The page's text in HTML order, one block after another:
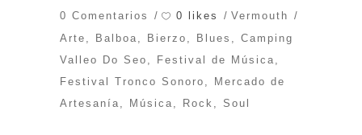
0 Comentarios
0 likes
Vermouth
Arte
Balboa Bierzo Blues
Camping
Valleo Do Seo
Festival de Música
Festival Tronco Sonoro
Mercado de
Artesanía
Música Rock Soul